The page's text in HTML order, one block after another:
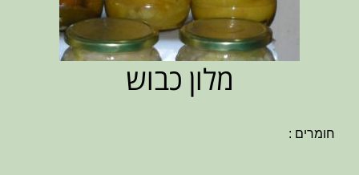
מלון כבוש
חומרים :